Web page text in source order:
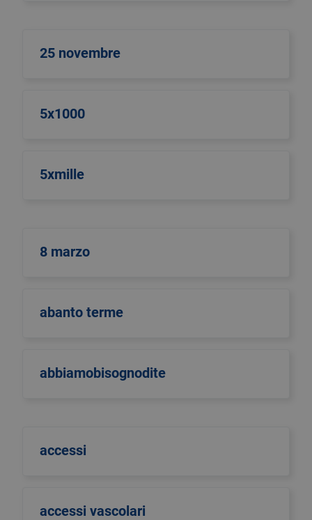
25 novembre
5x1000
5xmille
8 marzo
abanto terme
abbiamobisognodite
accessi
accessi vascolari